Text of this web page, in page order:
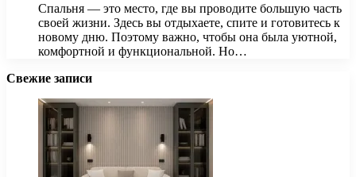
Спальня — это место, где вы проводите большую часть
своей жизни. Здесь вы отдыхаете, спите и готовитесь к
новому дню. Поэтому важно, чтобы она была уютной,
комфортной и функциональной. Но…
Свежие записи